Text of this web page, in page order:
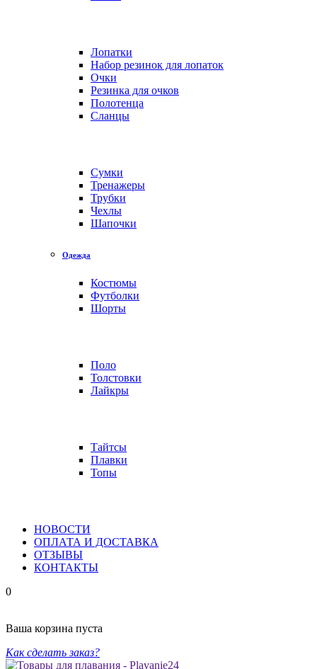
Лопатки
Набор резинок для лопаток
Очки
Резинка для очков
Полотенца
Сланцы
Сумки
Тренажеры
Трубки
Чехлы
Шапочки
Одежда
Костюмы
Футболки
Шорты
Поло
Толстовки
Лайкры
Тайтсы
Плавки
Топы
НОВОСТИ
ОПЛАТА И ДОСТАВКА
ОТЗЫВЫ
КОНТАКТЫ
0
Ваша корзина пуста
Как сделать заказ?